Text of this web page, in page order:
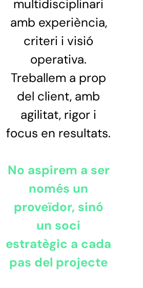
multidisciplinari
amb experiència,
criteri i visió
operativa.
Treballem a prop
del client, amb
agilitat, rigor i
focus en resultats.
No aspirem a ser
només un
proveïdor, sinó
un soci
estratègic a cada
pas del projecte